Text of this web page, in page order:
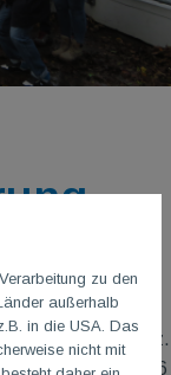
können wieder
e.V. Mainz-
zum Flugplatz.
geht es die 6
zu den
außerhalb
in die USA. Das
nicht mit